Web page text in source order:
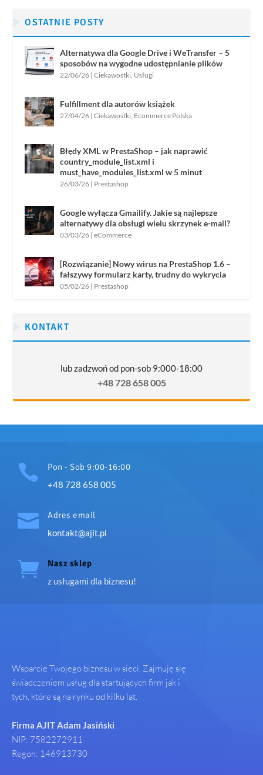
OSTATNIE POSTY
Alternatywa dla Google Drive i WeTransfer – 5
sposobów na wygodne udostępnianie plików
22/06/26 |Ciekawostki Usługi
Fulfillment dla autorów książek
27/04/26 |Ciekawostki Ecommerce Polska
Błędy XML w PrestaShop – jak naprawić
country_module_list.xml i
must_have_modules_list.xml w 5 minut
26/03/26 | Prestashop
Google wyłącza Gmailify. Jakie są najlepsze
alternatywy dla obsługi wielu skrzynek e-mail?
03/03/26 |eCommerce
[Rozwiązanie] Nowy wirus na PrestaShop 1.6 –
fałszywy formularz karty, trudny do wykrycia
05/02/26 | Prestashop
KONTAKT
lub zadzwoń od pon-sob 9:000-18:00
+48 728 658 005

Pon - Sob 9:00-16:00
+48 728 658 005

Adres email
kontakt@ajit.pl

Nasz sklep
z usługami dla biznesu!
Wsparcie Twojego biznesu w sieci. Zajmuję się
świadczeniem usług dla startujących firm jak i
tych, które są na rynku od kilku lat.
Firma AJIT Adam Jasiński
NIP: 7582272911
Regon: 146913730